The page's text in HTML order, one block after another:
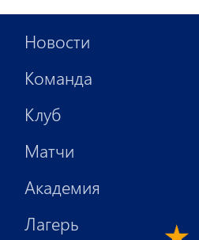
Новости
Команда
Клуб
Матчи
Академия
Лагерь